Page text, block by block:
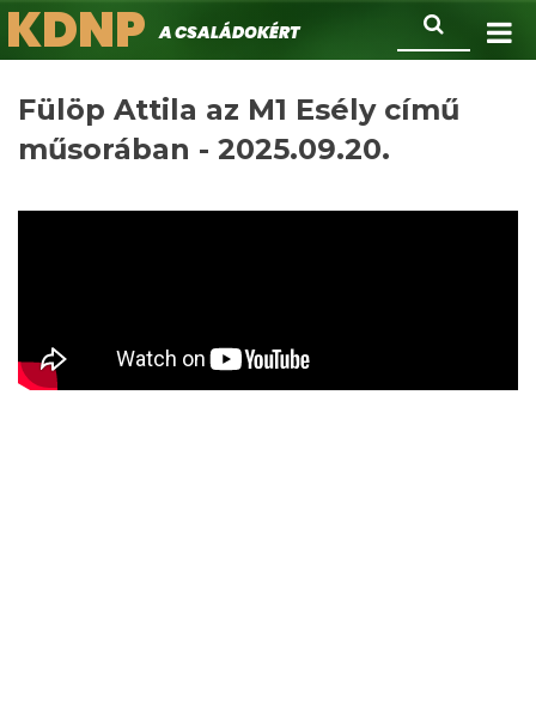
Ugrás
a
Keresés
KDNPA családokért.
Fülöp Attila az M1 Esély című
műsorában - 2025.09.20.